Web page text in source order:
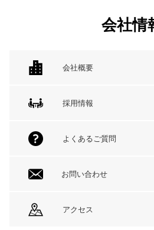
会社情
会社概要
採用情報
よくあるご質問
お問い合わせ
アクセス